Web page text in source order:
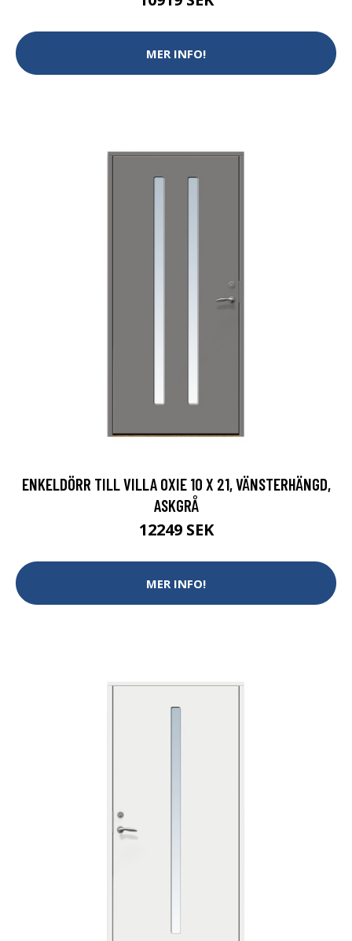
MER INFO!
ENKELDÖRR TILL VILLA OXIE 10 X 21, VÄNSTERHÄNGD,
ASKGRÅ
12249 SEK
MER INFO!